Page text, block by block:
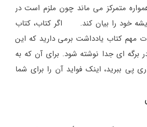
متمرکز می ماند چون ملزم است در
خود را بیان کند. اگر کتاب، کتاب
مهم کتاب یادداشت برمی دارید که این
برگه ای جدا نوشته شود. برای آن که به
پی ببرید، اینک فواید آن را برای شما